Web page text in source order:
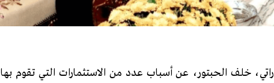
خلف الحبتور، عن أسباب عدد من الاستثمارات التي تقوم بها